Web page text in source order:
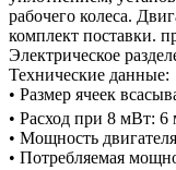
рабочего колеса.
комплект поставки.
Электрическое
Технические данные:
• Размер ячеек
• Расход при 8 мВт: 6
• Мощность
• Потребляемая